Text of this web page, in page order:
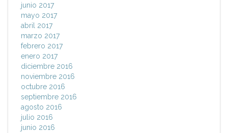
junio 2017
mayo 2017
abril 2017
marzo 2017
febrero 2017
enero 2017
diciembre 2016
noviembre 2016
octubre 2016
septiembre 2016
agosto 2016
julio 2016
junio 2016